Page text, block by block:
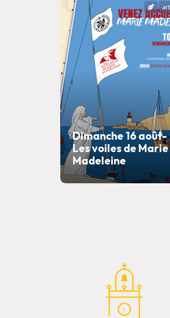
Dimanche 16 août-
Les voiles de Marie
Madeleine